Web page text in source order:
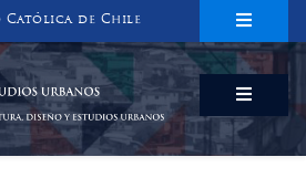
Católica de Chile
URBANOS